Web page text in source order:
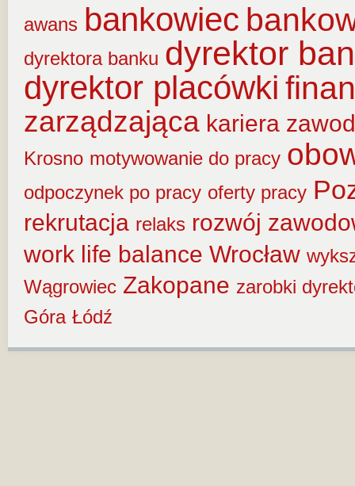
awans bankowiec
dyrektora banku dyrektor
dyrektor placówki
zarządzająca kariera
Krosno motywowanie do pracy
odpoczynek po pracy oferty pracy
rekrutacja relaks rozwój
work life balance Wrocław
Wągrowiec Zakopane zarobki
Góra Łódź